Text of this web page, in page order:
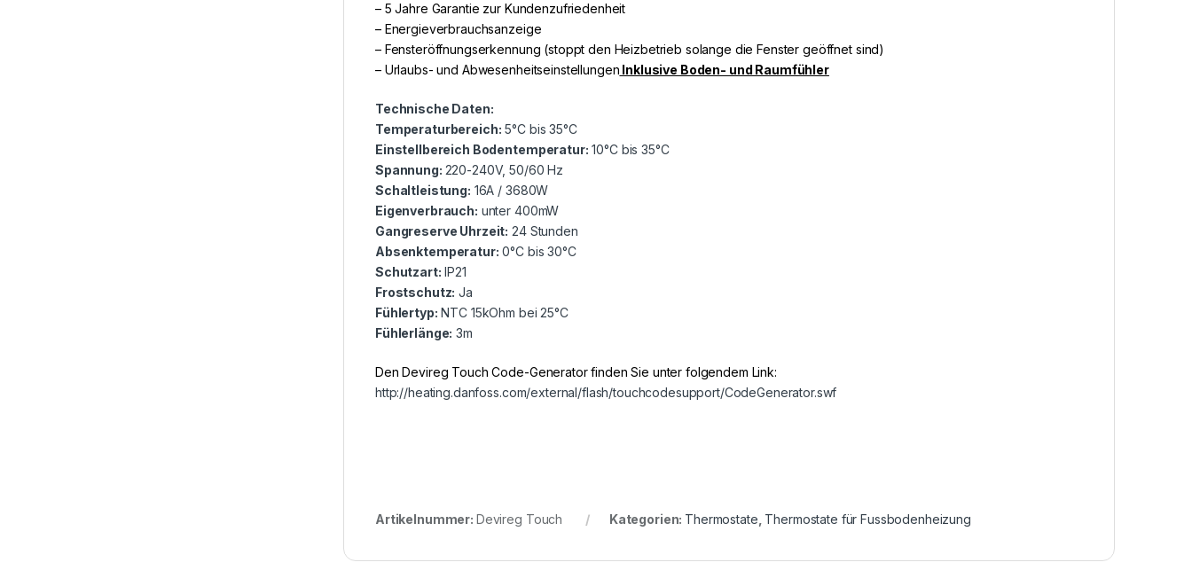
– 5 Jahre Garantie zur Kundenzufriedenheit
– Energieverbrauchsanzeige
– Fensteröffnungserkennung (stoppt den Heizbetrieb solange die Fenster geöffnet sind)
– Urlaubs- und Abwesenheitseinstellungen Inklusive Boden- und Raumfühler
Technische Daten:
Temperaturbereich: 5°C bis 35°C
Einstellbereich Bodentemperatur: 10°C bis 35°C
Spannung: 220-240V, 50/60 Hz
Schaltleistung: 16A / 3680W
Eigenverbrauch: unter 400mW
Gangreserve Uhrzeit: 24 Stunden
Absenktemperatur: 0°C bis 30°C
Schutzart: IP21
Frostschutz: Ja
Fühlertyp: NTC 15kOhm bei 25°C
Fühlerlänge: 3m
Den Devireg Touch Code-Generator finden Sie unter folgendem Link:
http://heating.danfoss.com/external/flash/touchcodesupport/CodeGenerator.swf
Artikelnummer: Devireg Touch Kategorien: Thermostate Thermostate für Fussbodenheizung